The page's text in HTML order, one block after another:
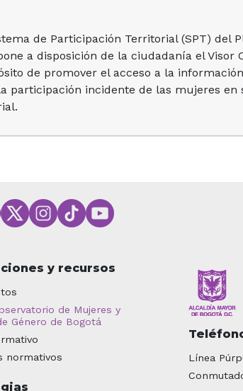
de Participación Territorial (SPT) del
a disposición de la ciudadanía el Visor
de promover el acceso a la
participación incidente de las mujeres en
y recursos
de Mujeres y
Género de Bogotá
normativos
Línea